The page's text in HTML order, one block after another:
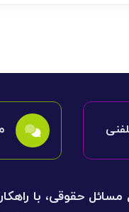
مسائل حقوقی، با